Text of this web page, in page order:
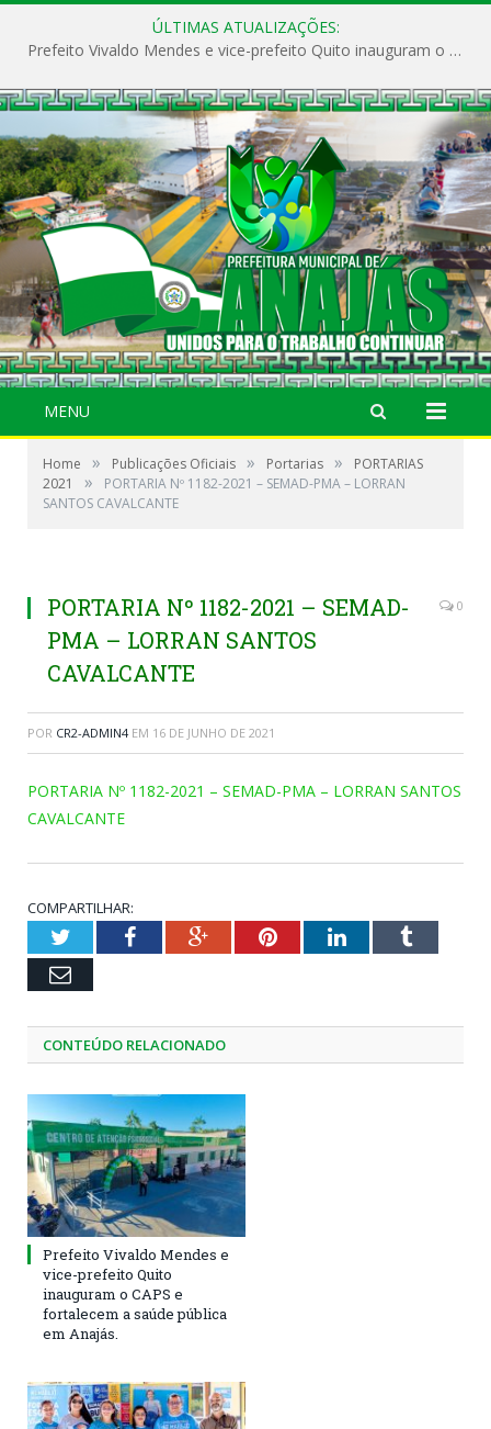
ÚLTIMAS ATUALIZAÇÕES:
Prefeito Vivaldo Mendes e vice-prefeito Quito inauguram o CAPS e fortalecem a saúde pública em Anajás.
MENU
Home » Publicações Oficiais » Portarias »
PORTARIAS
2021
»
PORTARIA Nº 1182-2021 – SEMAD-PMA – LORRAN
SANTOS CAVALCANTE
PORTARIA Nº 1182-2021 – SEMAD-
PMA – LORRAN SANTOS
CAVALCANTE
0
POR CR2-ADMIN4 EM 16 DE JUNHO DE 2021
PORTARIA Nº 1182-2021 – SEMAD-PMA – LORRAN SANTOS
CAVALCANTE
COMPARTILHAR:
TwitterFacebookGoogle+PinterestLinkedInTumblr
Email
CONTEÚDO RELACIONADO
Prefeito Vivaldo Mendes e
vice-prefeito Quito
inauguram o CAPS e
fortalecem a saúde pública
em Anajás.